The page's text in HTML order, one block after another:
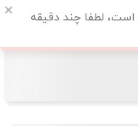
است، لطفا چند دقیقه